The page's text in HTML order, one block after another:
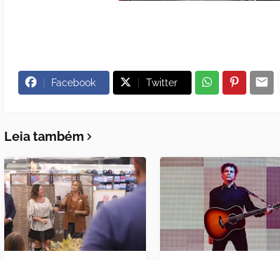
Facebook Twitter
Leia também